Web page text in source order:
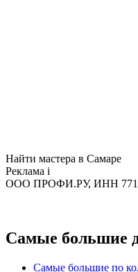
Найти мастера в Самаре
Реклама i
ООО ПРОФИ.РУ, ИНН
Самые большие
Самые большие по